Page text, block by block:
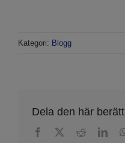
Kategori: Blogg
Dela den här
FacebookReddit